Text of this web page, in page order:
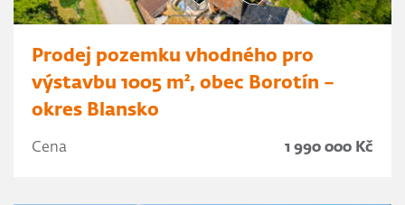
Prodej pozemku vhodného pro
výstavbu 1005 m², obec Borotín –
okres Blansko
Cena 1 990 000 Kč